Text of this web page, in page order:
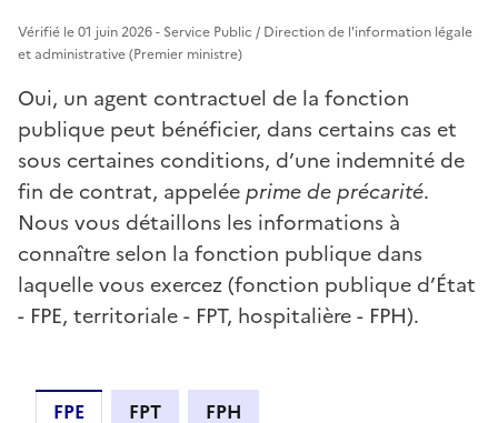
Vérifié le 01 juin 2026 - Service Public / Direction de l'information légale
et administrative (Premier ministre)
Oui, un agent contractuel de la fonction
publique peut bénéficier, dans certains cas et
sous certaines conditions, d’une indemnité de
fin de contrat, appeléeprime de précarité.
Nous vous détaillons les informations à
connaître selon la fonction publique dans
laquelle vous exercez (fonction publique d’État
- FPE, territoriale - FPT, hospitalière - FPH).
FPE FPT FPH